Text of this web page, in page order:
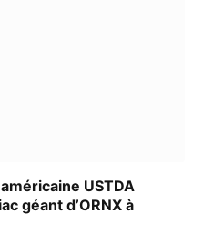
USTDA
géant d’ORNX à